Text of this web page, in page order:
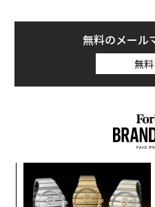
無料のメール
無